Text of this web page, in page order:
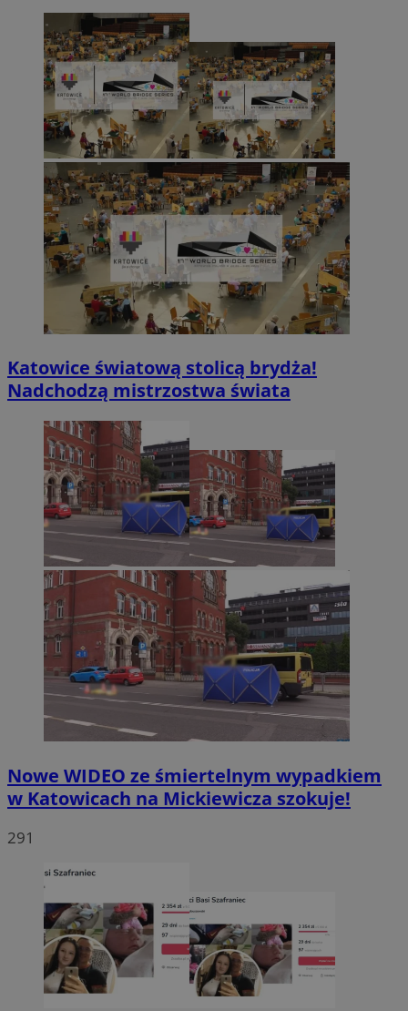
Katowice światową stolicą brydża!
Nadchodzą mistrzostwa świata
Nowe WIDEO ze śmiertelnym wypadkiem
w Katowicach na Mickiewicza szokuje!
291